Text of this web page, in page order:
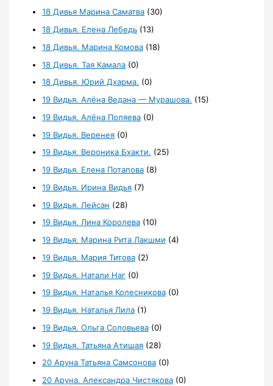
18 Дивья Марина Саматва (30)
18 Дивья. Елена Лебедь (13)
18 Дивья. Марина Комова (18)
18 Дивья. Тая Камала (0)
18 Дивья. Юрий Дхарма. (0)
19 Видья. Алёна Ведана — Мурашова. (15)
19 Видья. Алёна Поляева (0)
19 Видья. Веренея (0)
19 Видья. Вероника Бхакти. (25)
19 Видья. Елена Потапова (8)
19 Видья. Ирина Видья (7)
19 Видья. Лейсан (28)
19 Видья. Лина Королева (10)
19 Видья. Марина Рита Лакшми (4)
19 Видья. Мария Титова (2)
19 Видья. Натали Наг (0)
19 Видья. Наталья Колесникова (0)
19 Видья. Наталья Лила (1)
19 Видья. Ольга Соловьева (0)
19 Видья. Татьяна Атишая (28)
20 Аруна Татьяна Самсонова (0)
20 Аруна. Александра Чистякова (0)